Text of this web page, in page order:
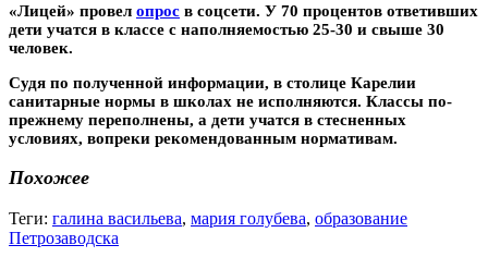
«‎Лицей» провел опрос в соцсети. У 70 процентов ответивших
дети учатся в классе с наполняемостью 25-30 и свыше 30
человек.
Судя по полученной информации, в столице Карелии
санитарные нормы в школах не исполняются. Классы по-
прежнему переполнены, а дети учатся в стесненных
условиях, вопреки рекомендованным нормативам.
Похожее
Теги: галина васильева, мария голубева, образование
Петрозаводска